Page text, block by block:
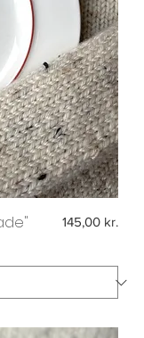
Pris
145,00 kr.